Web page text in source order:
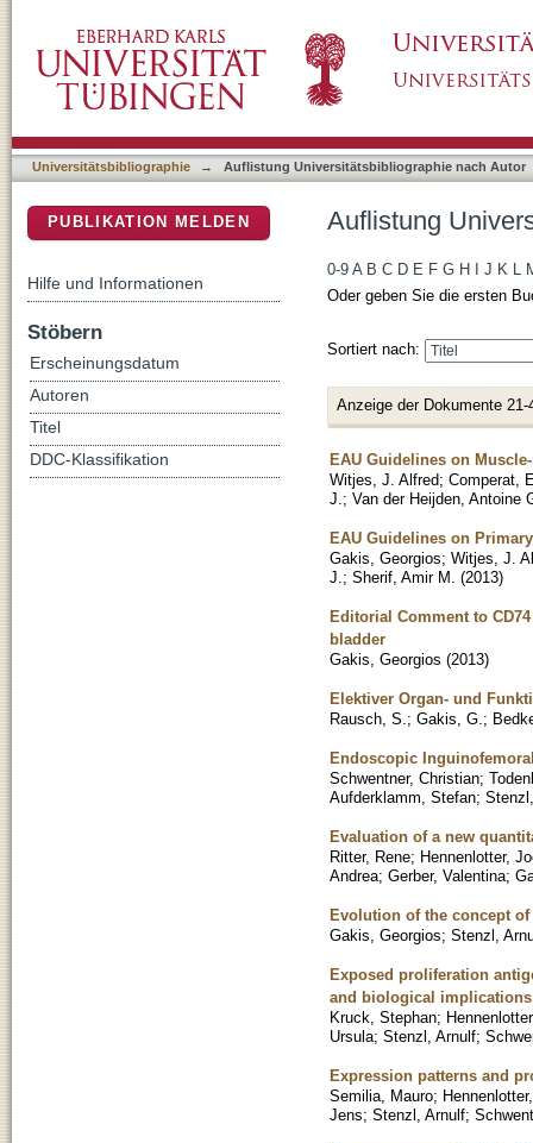
Universitätsbibliographie → Auflistung Universitätsbibliographie nach Autor
Auflistung
0-9 A B C D E F G H J K L
Oder geben Sie die ersten
Sortiert nach:
Anzeige der Dokumente 21-
EAU Guidelines on
Witjes, J. Alfred; Comperat,
J. ; Van der Heijden, Antoine
EAU Guidelines on
Gakis, Georgios; Witjes, J.
J. ; Sherif, Amir M. (2013)
Editorial Comment to
bladder
Gakis, Georgios (2013)
Elektiver Organ- und
Rausch, S. ; Gakis, G. ;
Endoscopic
Schwentner, Christian;
Aufderklamm, Stefan;
Evaluation of a new
Ritter, Rene; Hennenlotter,
Andrea; Gerber, Valentina;
Evolution of the concept
Gakis, Georgios; Stenzl,
Exposed proliferation
and biological implications
Kruck, Stephan;
Ursula; Stenzl, Arnulf;
Expression patterns and
Semilia, Mauro;
Jens; Stenzl, Arnulf;
PUBLIKATION MELDEN
Hilfe und Informationen
Stöbern
Erscheinungsdatum
Autoren
Titel
DDC-Klassifikation